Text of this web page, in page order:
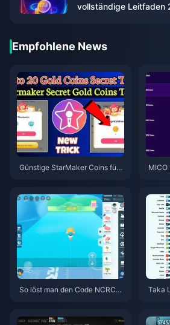
vollständige Leitfaden
Empfohlene News
Günstige StarMaker Coins für
MICO
So löst man den Code NCRCK
Taka